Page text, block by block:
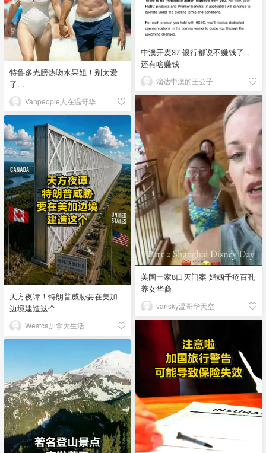
中澳开麦37-银行都说不赚钱了，
还有啥赚钱
溜达中澳的王公子
特鲁多光膀热吻水果姐！别太爱
了…
Vanpeople人在温哥华
美国一家8口灭门案 婚姻千疮百孔
养女华裔
vansky温哥华天空
天方夜谭！特朗普威胁要在美加
边境建造这个
Westca加拿大生活